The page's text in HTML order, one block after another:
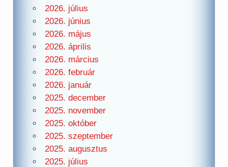
2026. július
2026. június
2026. május
2026. április
2026. március
2026. február
2026. január
2025. december
2025. november
2025. október
2025. szeptember
2025. augusztus
2025. július